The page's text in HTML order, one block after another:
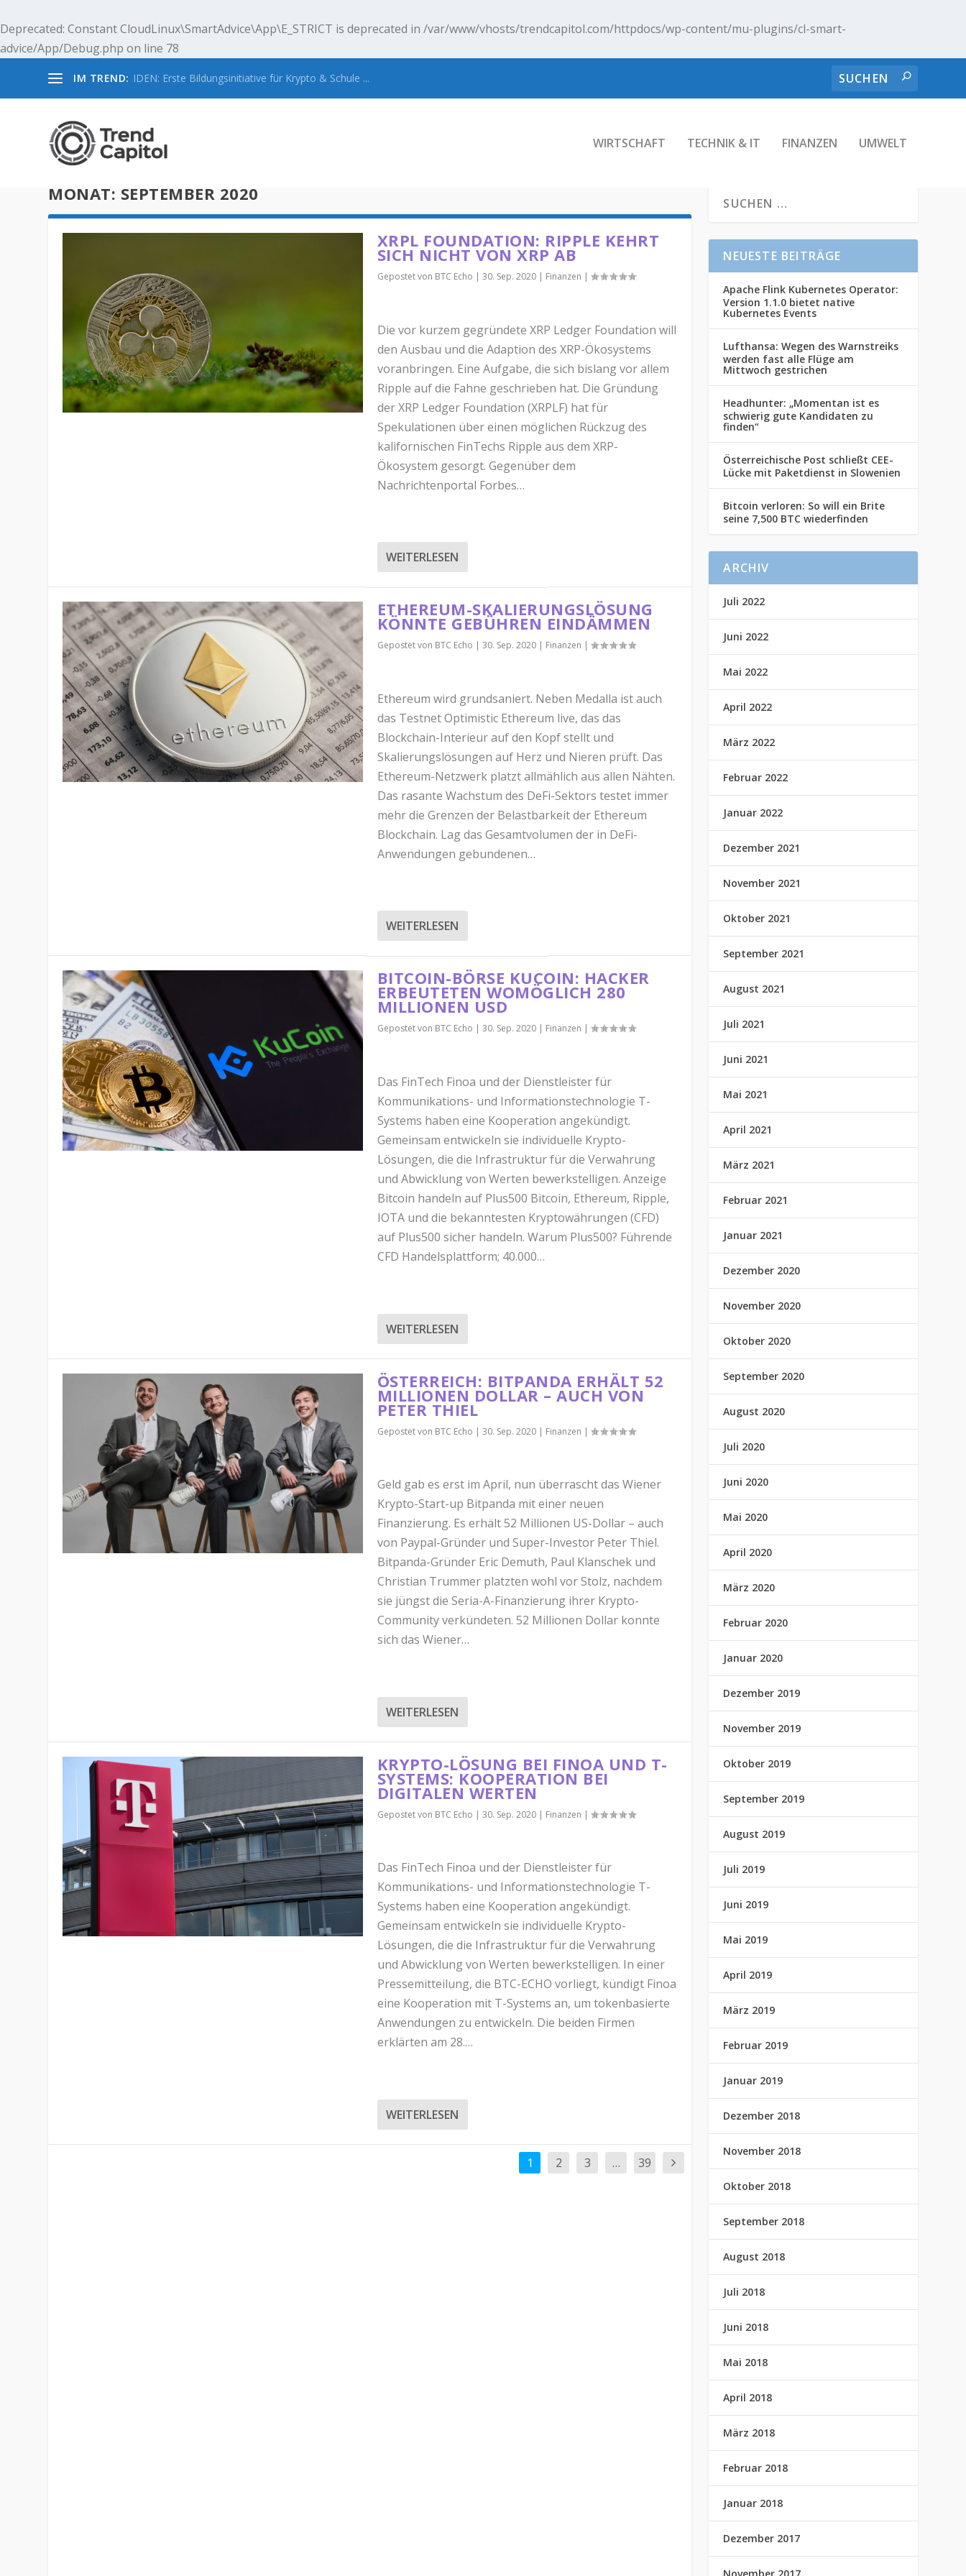
Deprecated: Constant CloudLinux\SmartAdvice\App\E_STRICT is deprecated in /var/www/vhosts/trendcapitol.com/httpdocs/wp-content/mu-plugins/cl-smart-
advice/App/Debug.php on line 78
IM TREND: IDEN: Erste Bildungsinitiative für Krypto & Schule ...
WIRTSCHAFT TECHNIK & IT FINANZEN UMWELT
MONAT: SEPTEMBER 2020
XRPL FOUNDATION: RIPPLE KEHRT
SICH NICHT VON XRP AB
Gepostet von BTC Echo | 30. Sep. 2020| Finanzen |
Die vor kurzem gegründete XRP Ledger Foundation will
den Ausbau und die Adaption des XRP-Ökosystems
voranbringen. Eine Aufgabe, die sich bislang vor allem
Ripple auf die Fahne geschrieben hat. Die Gründung
der XRP Ledger Foundation (XRPLF) hat für
Spekulationen über einen möglichen Rückzug des
kalifornischen FinTechs Ripple aus dem XRP-
Ökosystem gesorgt. Gegenüber dem
Nachrichtenportal Forbes…
WEITERLESEN
ETHEREUM-SKALIERUNGSLÖSUNG
KÖNNTE GEBÜHREN EINDÄMMEN
Gepostet von BTC Echo | 30. Sep. 2020| Finanzen |
Ethereum wird grundsaniert. Neben Medalla ist auch
das Testnet Optimistic Ethereum live, das das
Blockchain-Interieur auf den Kopf stellt und
Skalierungslösungen auf Herz und Nieren prüft. Das
Ethereum-Netzwerk platzt allmählich aus allen Nähten.
Das rasante Wachstum des DeFi-Sektors testet immer
mehr die Grenzen der Belastbarkeit der Ethereum
Blockchain. Lag das Gesamtvolumen der in DeFi-
Anwendungen gebundenen…
WEITERLESEN
BITCOIN-BÖRSE KUCOIN: HACKER
ERBEUTETEN WOMÖGLICH 280
MILLIONEN USD
Gepostet von BTC Echo | 30. Sep. 2020| Finanzen |
Das FinTech Finoa und der Dienstleister für
Kommunikations- und Informationstechnologie T-
Systems haben eine Kooperation angekündigt.
Gemeinsam entwickeln sie individuelle Krypto-
Lösungen, die die Infrastruktur für die Verwahrung
und Abwicklung von Werten bewerkstelligen. Anzeige
Bitcoin handeln auf Plus500 Bitcoin, Ethereum, Ripple,
IOTA und die bekanntesten Kryptowährungen (CFD)
auf Plus500 sicher handeln. Warum Plus500? Führende
CFD Handelsplattform; 40.000…
WEITERLESEN
ÖSTERREICH: BITPANDA ERHÄLT 52
MILLIONEN DOLLAR – AUCH VON
PETER THIEL
Gepostet von BTC Echo | 30. Sep. 2020| Finanzen |
Geld gab es erst im April, nun überrascht das Wiener
Krypto-Start-up Bitpanda mit einer neuen
Finanzierung. Es erhält 52 Millionen US-Dollar – auch
von Paypal-Gründer und Super-Investor Peter Thiel.
Bitpanda-Gründer Eric Demuth, Paul Klanschek und
Christian Trummer platzten wohl vor Stolz, nachdem
sie jüngst die Seria-A-Finanzierung ihrer Krypto-
Community verkündeten. 52 Millionen Dollar konnte
sich das Wiener…
WEITERLESEN
KRYPTO-LÖSUNG BEI FINOA UND T-
SYSTEMS: KOOPERATION BEI
DIGITALEN WERTEN
Gepostet von BTC Echo | 30. Sep. 2020| Finanzen |
Das FinTech Finoa und der Dienstleister für
Kommunikations- und Informationstechnologie T-
Systems haben eine Kooperation angekündigt.
Gemeinsam entwickeln sie individuelle Krypto-
Lösungen, die die Infrastruktur für die Verwahrung
und Abwicklung von Werten bewerkstelligen. In einer
Pressemitteilung, die BTC-ECHO vorliegt, kündigt Finoa
eine Kooperation mit T-Systems an, um tokenbasierte
Anwendungen zu entwickeln. Die beiden Firmen
erklärten am 28.…
WEITERLESEN
1 2 3 … 39
NEUESTE BEITRÄGE
Apache Flink Kubernetes Operator:
Version 1.1.0 bietet native
Kubernetes Events
Lufthansa: Wegen des Warnstreiks
werden fast alle Flüge am
Mittwoch gestrichen
Headhunter: „Momentan ist es
schwierig gute Kandidaten zu
finden“
Österreichische Post schließt CEE-
Lücke mit Paketdienst in Slowenien
Bitcoin verloren: So will ein Brite
seine 7,500 BTC wiederfinden
ARCHIV
Juli 2022
Juni 2022
Mai 2022
April 2022
März 2022
Februar 2022
Januar 2022
Dezember 2021
November 2021
Oktober 2021
September 2021
August 2021
Juli 2021
Juni 2021
Mai 2021
April 2021
März 2021
Februar 2021
Januar 2021
Dezember 2020
November 2020
Oktober 2020
September 2020
August 2020
Juli 2020
Juni 2020
Mai 2020
April 2020
März 2020
Februar 2020
Januar 2020
Dezember 2019
November 2019
Oktober 2019
September 2019
August 2019
Juli 2019
Juni 2019
Mai 2019
April 2019
März 2019
Februar 2019
Januar 2019
Dezember 2018
November 2018
Oktober 2018
September 2018
August 2018
Juli 2018
Juni 2018
Mai 2018
April 2018
März 2018
Februar 2018
Januar 2018
Dezember 2017